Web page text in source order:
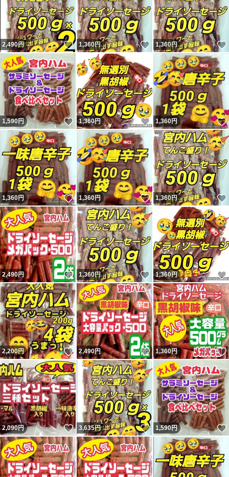
2,490円 いいね！
1,360円 いいね！
1,360円
1,590円 いいね！
1,360円 いいね！
1,360円
1,360円 いいね！
1,360円 いいね！
1,360円
2,490円 いいね！
1,360円 いいね！
1,360円
2,200円 いいね！
2,490円 いいね！
1,360円
2,090円 いいね！
3,635円 いいね！
1,590円